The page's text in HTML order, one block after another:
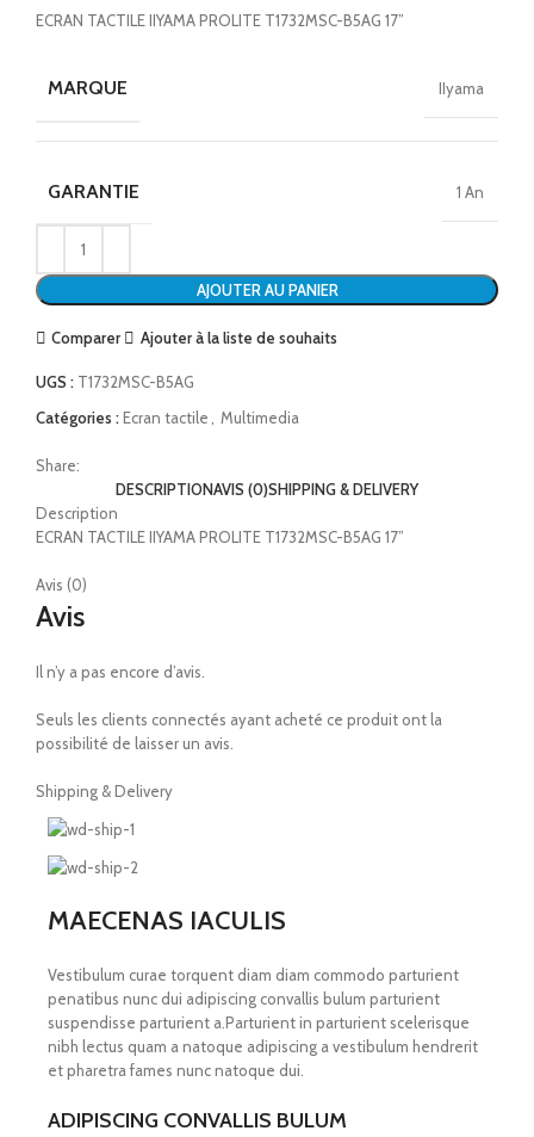
ECRAN TACTILE IIYAMA PROLITE T1732MSC-B5AG 17”
MARQUE IIyama
GARANTIE 1 An
AJOUTER AU PANIER
Comparer Ajouter à la liste de souhaits
UGS : T1732MSC-B5AG
Catégories :Ecran tactile, Multimedia
Share:
DESCRIPTIONAVIS (0)SHIPPING & DELIVERY
Description
ECRAN TACTILE IIYAMA PROLITE T1732MSC-B5AG 17”
Avis (0)
Avis
Il n’y a pas encore d’avis.
Seuls les clients connectés ayant acheté ce produit ont la
possibilité de laisser un avis.
Shipping & Delivery
MAECENAS IACULIS
Vestibulum curae torquent diam diam commodo parturient
penatibus nunc dui adipiscing convallis bulum parturient
suspendisse parturient a.Parturient in parturient scelerisque
nibh lectus quam a natoque adipiscing a vestibulum hendrerit
et pharetra fames nunc natoque dui.
ADIPISCING CONVALLIS BULUM